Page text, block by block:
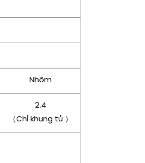
Nhôm
2.4
（Chỉ khung tủ ）